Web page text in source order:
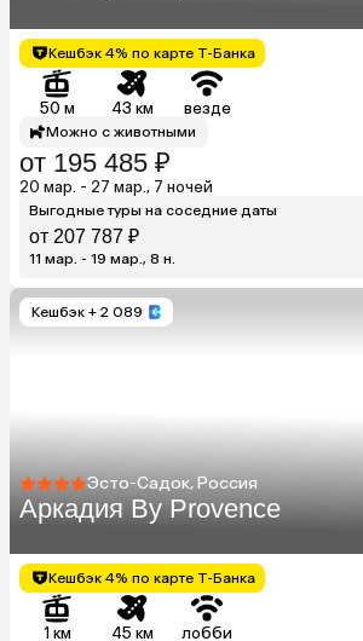
Кешбэк 4% по карте Т-Банка
50 м 43 км везде
Можно с животными
от 195 485 ₽
20 мар. - 27 мар., 7 ночей
Выгодные туры на соседние даты
от 207 787 ₽
11 мар. - 19 мар., 8 н.
Кешбэк + 2 089
Эсто-Садок, Россия
Аркадия By Provence
Кешбэк 4% по карте Т-Банка
1 км 45 км лобби